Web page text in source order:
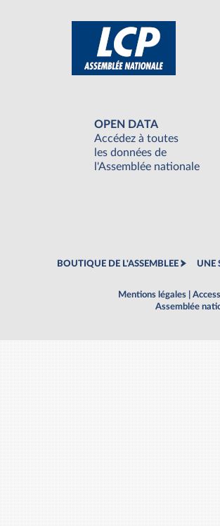
OPEN DATA
Accédez à toutes
les données de
l'Assemblée nationale
BOUTIQUE DE L'ASSEMBLEE UNE
Mentions légales
Assemblée